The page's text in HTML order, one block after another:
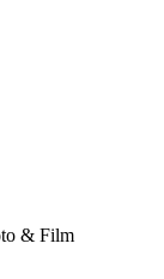
& Film